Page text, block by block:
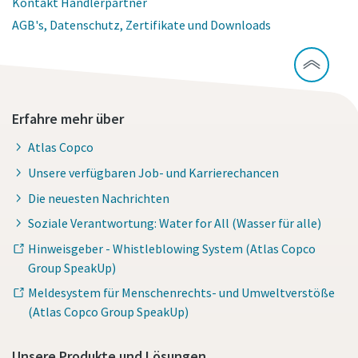
AGB's, Datenschutz, Zertifikate und Downloads
Erfahre mehr über
Atlas Copco
Unsere verfügbaren Job- und Karrierechancen
Die neuesten Nachrichten
Soziale Verantwortung: Water for All (Wasser für alle)
Hinweisgeber - Whistleblowing System (Atlas Copco
Group SpeakUp)
Meldesystem für Menschenrechts- und Umweltverstöße
(Atlas Copco Group SpeakUp)